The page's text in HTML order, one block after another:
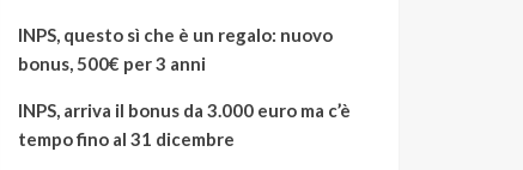
INPS, questo sì che è un regalo: nuovo
bonus, 500€ per 3 anni
INPS, arriva il bonus da 3.000 euro ma c’è
tempo fino al 31 dicembre